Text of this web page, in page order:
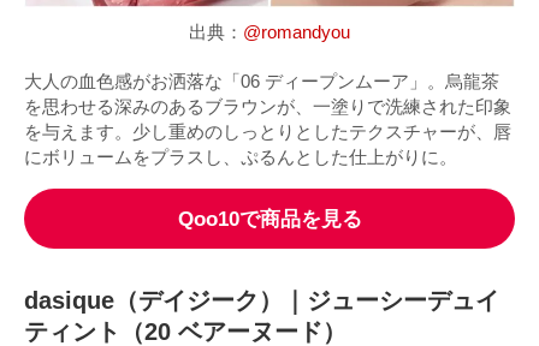
出典： @romandyou
大人の血色感がお洒落な「06 ディープンムーア」。烏龍茶
を思わせる深みのあるブラウンが、一塗りで洗練された印象
を与えます。少し重めのしっとりとしたテクスチャーが、唇
にボリュームをプラスし、ぷるんとした仕上がりに。
Qoo10で商品を見る
dasique（デイジーク）｜ジューシーデュイ
ティント（20 ベアーヌード）